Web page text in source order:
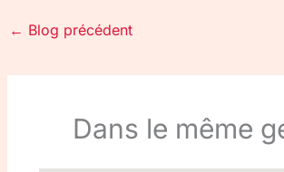
← Blog précédent
Dans le même